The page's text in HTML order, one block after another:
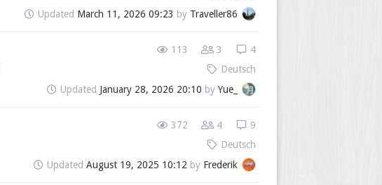
Updated March 11, 2026 09:23 by Traveller86
113 3
4
Deutsch
Updated January 28, 2026 20:10 by Yue_
372 4
9
Deutsch
Updated August 19, 2025 10:12 by Frederik